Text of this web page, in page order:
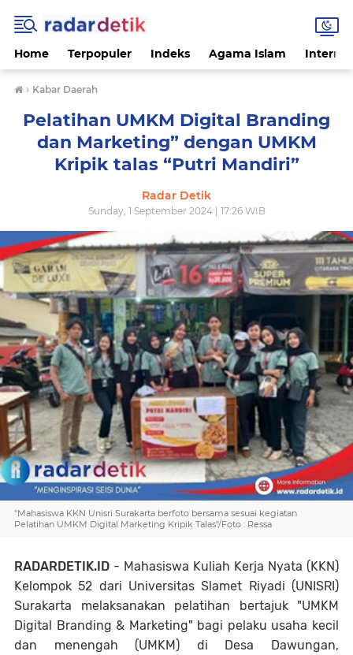
Home Terpopuler Indeks Agama Islam
› Kabar Daerah
Pelatihan UMKM Digital Branding
dan Marketing” dengan UMKM
Kripik talas “Putri Mandiri”
Radar Detik
Sunday, 1 September 2024 | 17:26 WIB
"Mahasiswa KKN Unisri Surakarta berfoto bersama sesuai kegiatan
Pelatihan UMKM Digital Marketing Kripik Talas"/Foto : Ressa
RADARDETIK.ID - Mahasiswa Kuliah Kerja Nyata (KKN)
Kelompok 52 dari Universitas Slamet Riyadi (UNISRI)
Surakarta melaksanakan pelatihan bertajuk "UMKM
Digital Branding & Marketing" bagi pelaku usaha kecil
dan menengah (UMKM) di Desa Dawungan,